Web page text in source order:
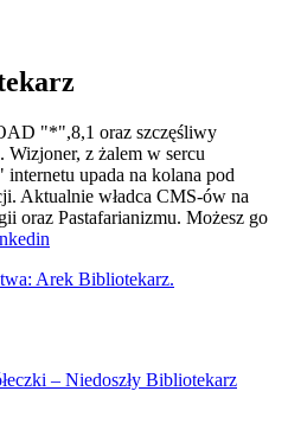
"*",8,1 oraz szczęśliwy
Wizjoner, z żalem w sercu
upada na kolana pod
Aktualnie władca CMS-ów na
oraz Pastafarianizmu. Możesz go
Arek Bibliotekarz.
– Niedoszły Bibliotekarz